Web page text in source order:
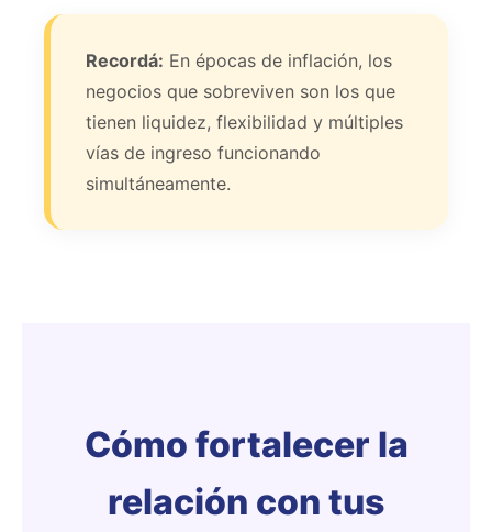
Recordá: En épocas de inflación, los
negocios que sobreviven son los que
tienen liquidez, flexibilidad y múltiples
vías de ingreso funcionando
simultáneamente.
Cómo fortalecer la
relación con tus